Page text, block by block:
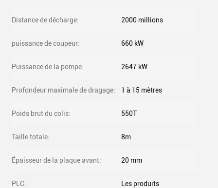
Distance de décharge: 2000 millions
puissance de coupeur: 660 kW
Puissance de la pompe: 2647 kW
Profondeur maximale de dragage: 1 à 15 mètres
Poids brut du colis: 550T
Taille totale: 8m
Épaisseur de la plaque avant: 20 mm
PLC: Les produits